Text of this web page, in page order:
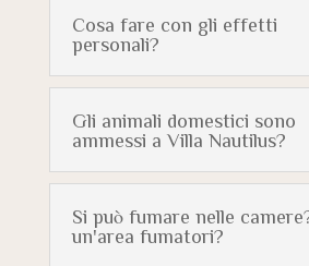
Cosa fare con gli effetti
personali?
Gli animali domestici sono
ammessi a Villa Nautilus?
Si può fumare nelle
un'area fumatori?